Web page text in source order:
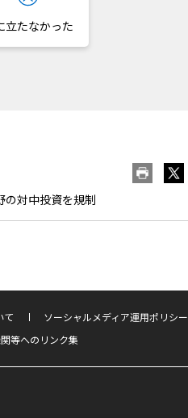
立たなかった
の対中投資を規制
て
ソーシャルメディア運用ポリシー
等へのリンク集